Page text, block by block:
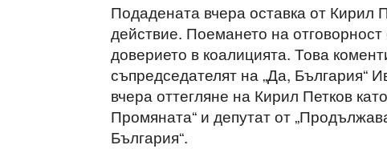
Подадената вчера оставка от Кирил
действие. Поемането на
доверието в коалицията. Това
съпредседателят на „Да, България“
вчера оттегляне на Кирил Петков
Промяната“ и депутат от
България“.